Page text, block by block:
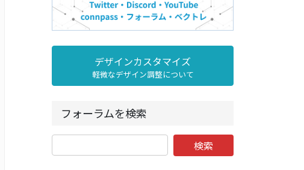
デザインカスタマイズ
軽微なデザイン調整について
フォーラムを検索